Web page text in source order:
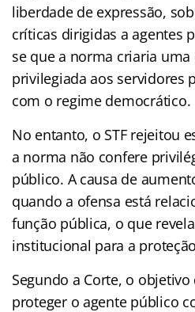
liberdade de expressão,
críticas dirigidas a agentes
se que a norma criaria
privilegiada aos servidores
com o regime democrático.
No entanto, o STF rejeitou
a norma não confere
público. A causa de
quando a ofensa está
função pública, o que
institucional para a
Segundo a Corte, o
proteger o agente público